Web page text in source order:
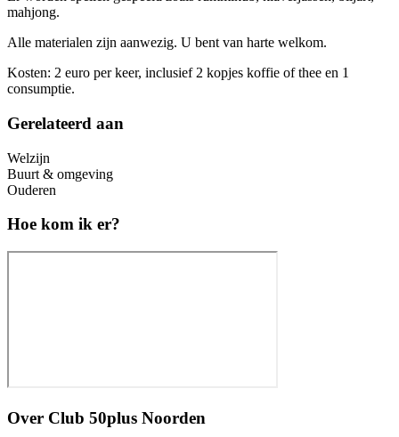
mahjong.
Alle materialen zijn aanwezig. U bent van harte welkom.
Kosten: 2 euro per keer, inclusief 2 kopjes koffie of thee en 1
consumptie.
Gerelateerd aan
Welzijn
Buurt & omgeving
Ouderen
Hoe kom ik er?
Over Club 50plus Noorden